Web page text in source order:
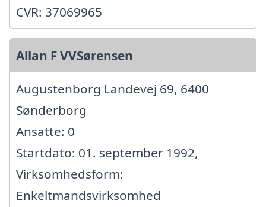
CVR: 37069965
Allan F VVSørensen
Augustenborg Landevej 69, 6400
Sønderborg
Ansatte: 0
Startdato: 01. september 1992,
Virksomhedsform:
Enkeltmandsvirksomhed